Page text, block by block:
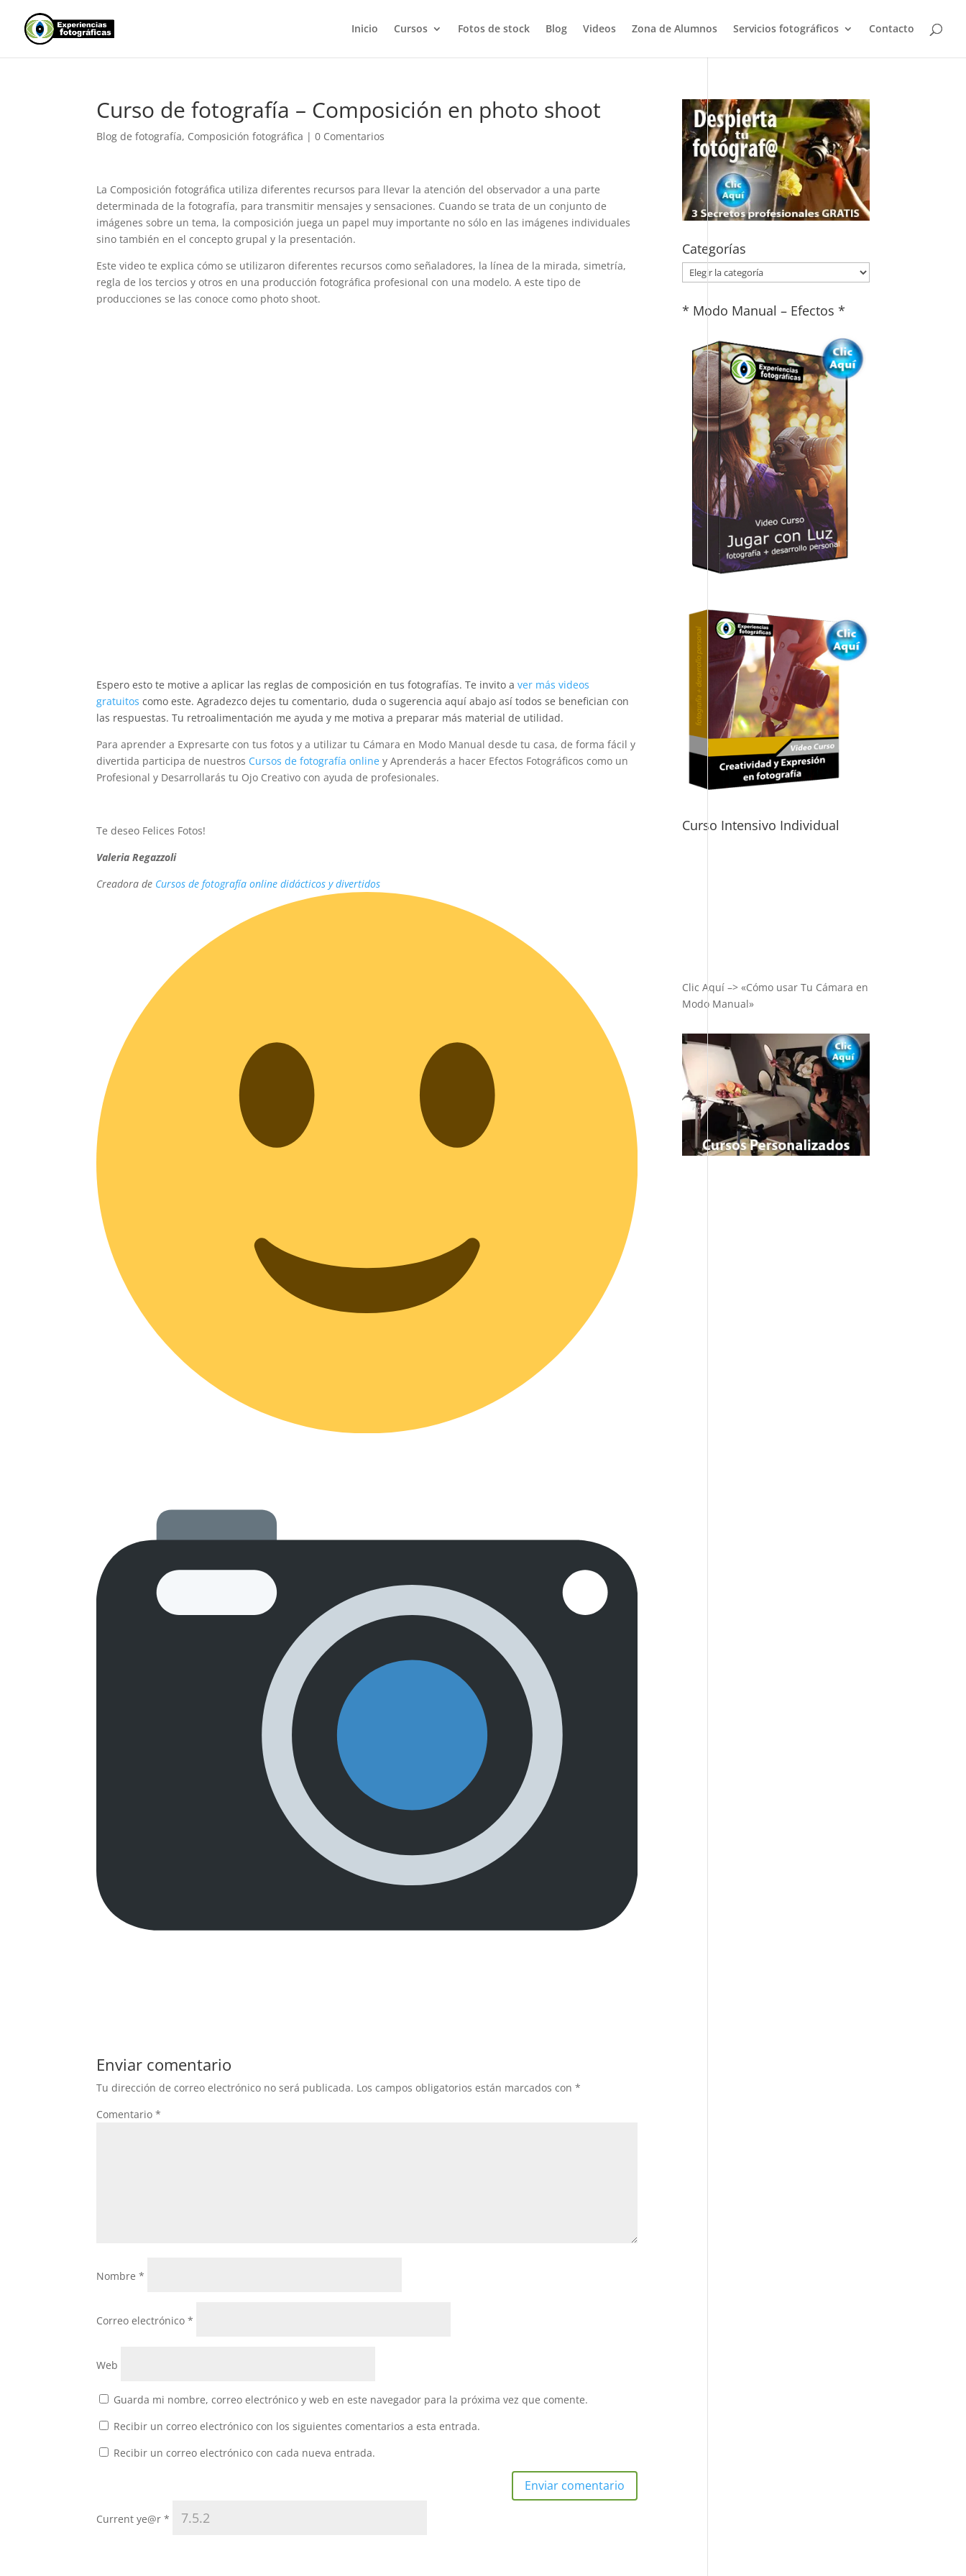
Inicio Cursos Fotos de stock Blog Videos Zona de Alumnos Servicios fotográficos Contacto
Curso de fotografía – Composición en photo shoot
Blog de fotografía, Composición fotográfica |0 Comentarios
La Composición fotográfica utiliza diferentes recursos para llevar la atención del observador a una parte
determinada de la fotografía, para transmitir mensajes y sensaciones. Cuando se trata de un conjunto de
imágenes sobre un tema, la composición juega un papel muy importante no sólo en las imágenes individuales
sino también en el concepto grupal y la presentación.
Este video te explica cómo se utilizaron diferentes recursos como señaladores, la línea de la mirada, simetría,
regla de los tercios y otros en una producción fotográfica profesional con una modelo. A este tipo de
producciones se las conoce como photo shoot.
Espero esto te motive a aplicar las reglas de composición en tus fotografías. Te invito aver más videos
gratuitos como este. Agradezco dejes tu comentario, duda o sugerencia aquí abajo así todos se benefician con
las respuestas. Tu retroalimentación me ayuda y me motiva a preparar más material de utilidad.
Para aprender a Expresarte con tus fotos y a utilizar tu Cámara en Modo Manual desde tu casa, de forma fácil y
divertida participa de nuestros Cursos de fotografía online y Aprenderás a hacer Efectos Fotográficos como un
Profesional y Desarrollarás tu Ojo Creativo con ayuda de profesionales.
Te deseo Felices Fotos!
Valeria Regazzoli
Creadora de Cursos de fotografía online didácticos y divertidos
Enviar comentario
Tu dirección de correo electrónico no será publicada. Los campos obligatorios están marcados con*
Comentario*
Nombre*
Correo electrónico*
Web
Guarda mi nombre, correo electrónico y web en este navegador para la próxima vez que comente.
Recibir un correo electrónico con los siguientes comentarios a esta entrada.
Recibir un correo electrónico con cada nueva entrada.
Current ye@r*
Categorías
Categorías
* Modo Manual – Efectos *
Curso Intensivo Individual
Clic Aquí –> «Cómo usar Tu Cámara en
Modo Manual»